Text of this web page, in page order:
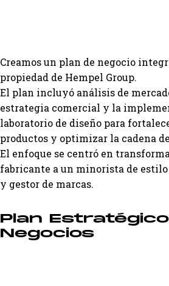
Creamos un plan de negocio
propiedad de Hempel Group.
El plan incluyó análisis de
estrategia comercial y la
laboratorio de diseño para
productos y optimizar la cadena
El enfoque se centró en
fabricante a un minorista de
y gestor de marcas.
Plan
Negocios